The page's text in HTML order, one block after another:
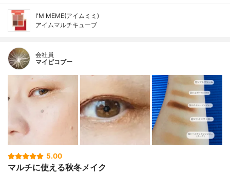
I'M MEME(アイムミミ)
アイムマルチキューブ
会社員
マイピコブー
5.00
マルチに使える秋冬メイク